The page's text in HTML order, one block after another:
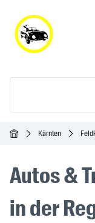
StartseiteKärnten
Autos &
in der